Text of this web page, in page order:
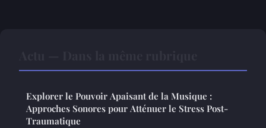
Explorer le Pouvoir Apaisant de la Musique :
Approches Sonores pour Atténuer le Stress Post-
Traumatique